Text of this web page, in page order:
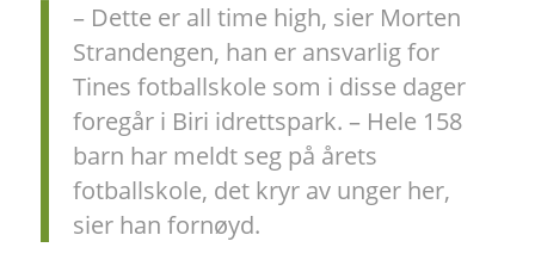
– Dette er all time high, sier Morten
Strandengen, han er ansvarlig for
Tines fotballskole som i disse dager
foregår i Biri idrettspark. – Hele 158
barn har meldt seg på årets
fotballskole, det kryr av unger her,
sier han fornøyd.